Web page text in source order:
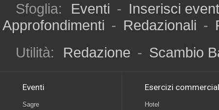
Sfoglia: Eventi - Inserisci
Approfondimenti - Redazionali -
Utilità:
Redazione - Scambio
Eventi
Sagre
Esercizi
Hotel